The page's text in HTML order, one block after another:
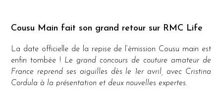
Cousu Main fait son grand retour sur RMC Life
La date officielle de la repise de l’émission Cousu main est
enfin tombée ! Le grand concours de couture amateur de
France reprend ses aiguilles dès le 1er avril, avec Cristina
Cordula à la présentation et deux nouvelles expertes.